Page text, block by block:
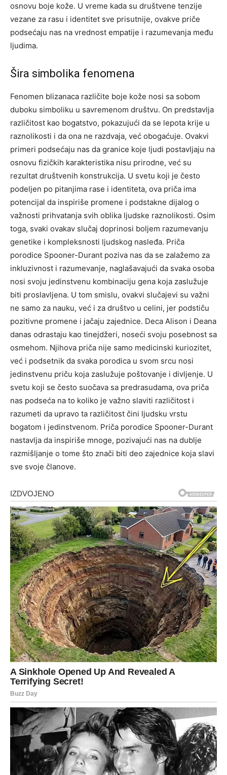
osnovu boje kože. U vreme kada su društvene tenzije
vezane za rasu i identitet sve prisutnije, ovakve priče
podsećaju nas na vrednost empatije i razumevanja među
ljudima.
Šira simbolika fenomena
Fenomen blizanaca različite boje kože nosi sa sobom
duboku simboliku u savremenom društvu. On predstavlja
različitost kao bogatstvo, pokazujući da se lepota krije u
raznolikosti i da ona ne razdvaja, već obogaćuje. Ovakvi
primeri podsećaju nas da granice koje ljudi postavljaju na
osnovu fizičkih karakteristika nisu prirodne, već su
rezultat društvenih konstrukcija. U svetu koji je često
podeljen po pitanjima rase i identiteta, ova priča ima
potencijal da inspiriše promene i podstakne dijalog o
važnosti prihvatanja svih oblika ljudske raznolikosti. Osim
toga, svaki ovakav slučaj doprinosi boljem razumevanju
genetike i kompleksnosti ljudskog nasleđa. Priča
porodice Spooner-Durant poziva nas da se zalažemo za
inkluzivnost i razumevanje, naglašavajući da svaka osoba
nosi svoju jedinstvenu kombinaciju gena koja zaslužuje
biti proslavljena. U tom smislu, ovakvi slučajevi su važni
ne samo za nauku, već i za društvo u celini, jer podstiču
pozitivne promene i jačaju zajednice. Deca Alison i Deana
danas odrastaju kao tinejdžeri, noseći svoju posebnost sa
osmehom. Njihova priča nije samo medicinski kuriozitet,
već i podsetnik da svaka porodica u svom srcu nosi
jedinstvenu priču koja zaslužuje poštovanje i divljenje. U
svetu koji se često suočava sa predrasudama, ova priča
nas podseća na to koliko je važno slaviti različitost i
razumeti da upravo ta različitost čini ljudsku vrstu
bogatom i jedinstvenom. Priča porodice Spooner-Durant
nastavlja da inspiriše mnoge, pozivajući nas na dublje
razmišljanje o tome što znači biti deo zajednice koja slavi
sve svoje članove.